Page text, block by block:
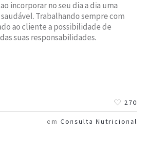
incorporar no seu dia a dia uma
Trabalhando sempre com
ao cliente a possibilidade de
suas responsabilidades.
270
em Consulta Nutricional